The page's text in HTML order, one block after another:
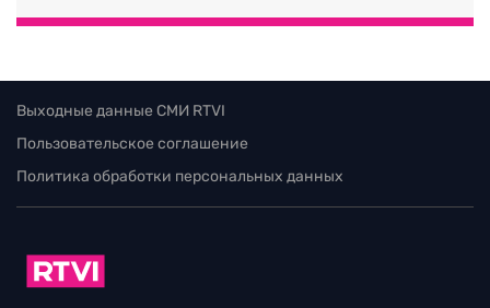
Выходные данные СМИ RTVI
Пользовательское соглашение
Политика обработки персональных данных